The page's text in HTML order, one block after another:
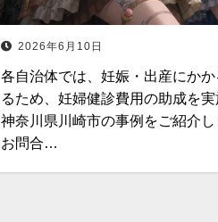
2026年6月10日
各自治体では、妊娠・出産にか
るため、妊婦健診費用の助成を
神奈川県川崎市の事例をご紹介
お問合…